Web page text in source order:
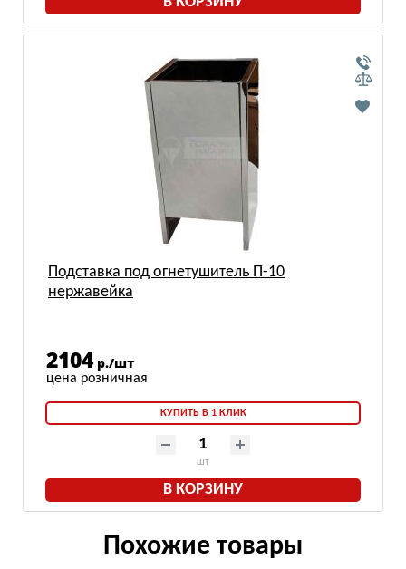
Подставка под огнетушитель П-10
нержавейка
2104 р./шт
КУПИТЬ В 1 КЛИК
шт
В КОРЗИНУ
Похожие товары